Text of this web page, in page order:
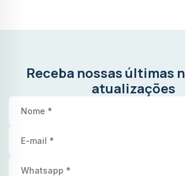
Receba nossas últimas
atualizações